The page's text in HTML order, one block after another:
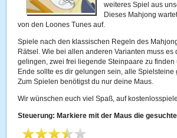
weiteres Spiel aus
Dieses Mahjong
von den Loones Tunes auf.
Spiele nach den klassischen Regeln des
Rätsel. Wie bei allen anderen Varianten muss es
gelingen, zwei frei liegende Steinpaare zu finden
Ende sollte es dir gelungen sein, alle Spielsteine
Zum Spielen benötigst du nur deine Maus.
Wir wünschen euch viel Spaß, auf
Steuerung: Markiere mit der Maus die